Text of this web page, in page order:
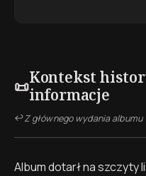
📜Kontekst
informacje
↩Z głównego wydania albumu
Album dotarł na szczyty